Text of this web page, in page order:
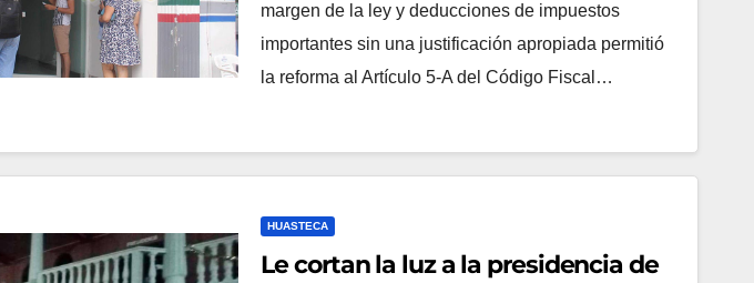
margen de la ley y deducciones de impuestos
importantes sin una justificación apropiada permitió
la reforma al Artículo 5-A del Código Fiscal…
HUASTECA
Le cortan la luz a la presidencia de